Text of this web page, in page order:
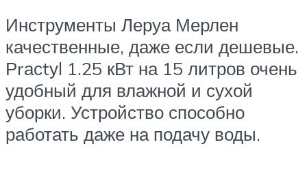
Инструменты Леруа Мерлен
качественные, даже если дешевые.
Рrасtуl 1.25 кВт на 15 литров очень
удобный для влажной и сухой
уборки. Устройство способно
работать даже на подачу воды.